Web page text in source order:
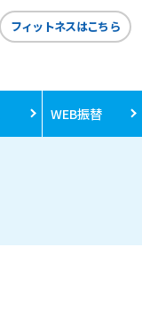
フィットネスはこちら
WEB振替